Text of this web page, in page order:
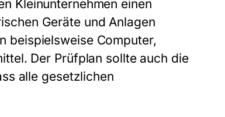
Kleinunternehmen einen
Geräte und Anlagen
beispielsweise Computer,
Der Prüfplan sollte auch die
alle gesetzlichen